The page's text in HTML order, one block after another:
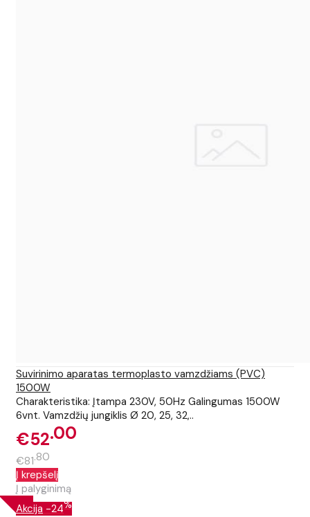
Suvirinimo aparatas termoplasto vamzdžiams (PVC)
1500W
Charakteristika: Įtampa 230V, 50Hz Galingumas 1500W
6vnt. Vamzdžių jungiklis Ø 20, 25, 32,..
€52 00
€81 80
Į krepšelį
Į palyginimą
Akcija -24%